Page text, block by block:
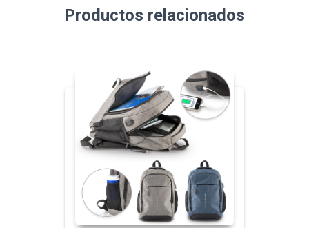
Productos relacionados